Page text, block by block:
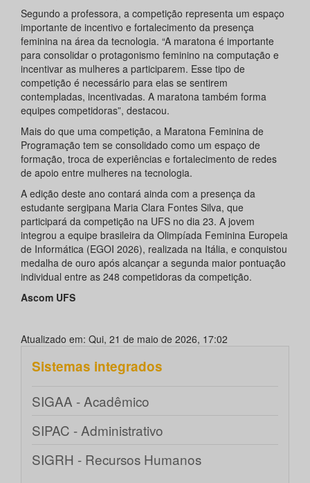
Segundo a professora, a competição representa um espaço
importante de incentivo e fortalecimento da presença
feminina na área da tecnologia. “A maratona é importante
para consolidar o protagonismo feminino na computação e
incentivar as mulheres a participarem. Esse tipo de
competição é necessário para elas se sentirem
contempladas, incentivadas. A maratona também forma
equipes competidoras”, destacou.
Mais do que uma competição, a Maratona Feminina de
Programação tem se consolidado como um espaço de
formação, troca de experiências e fortalecimento de redes
de apoio entre mulheres na tecnologia.
A edição deste ano contará ainda com a presença da
estudante sergipana Maria Clara Fontes Silva, que
participará da competição na UFS no dia 23. A jovem
integrou a equipe brasileira da Olimpíada Feminina Europeia
de Informática (EGOI 2026), realizada na Itália, e conquistou
medalha de ouro após alcançar a segunda maior pontuação
individual entre as 248 competidoras da competição.
Ascom UFS
Atualizado em: Qui, 21 de maio de 2026, 17:02
Sistemas integrados
SIGAA - Acadêmico
SIPAC - Administrativo
SIGRH - Recursos Humanos